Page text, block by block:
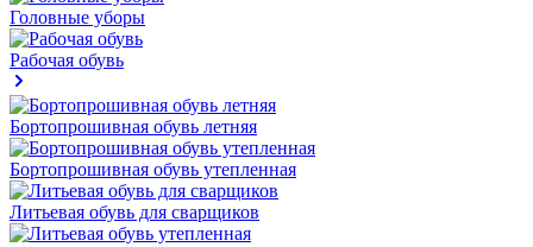
Головные уборы
Рабочая обувь
Бортопрошивная обувь летняя
Бортопрошивная обувь утепленная
Литьевая обувь для сварщиков